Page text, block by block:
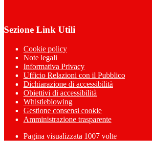
Sezione Link Utili
Cookie policy
Note legali
Informativa Privacy
Ufficio Relazioni con il Pubblico
Dichiarazione di accessibilità
Obiettivi di accessibilità
Whistleblowing
Gestione consensi cookie
Amministrazione trasparente
Pagina visualizzata 1007 volte